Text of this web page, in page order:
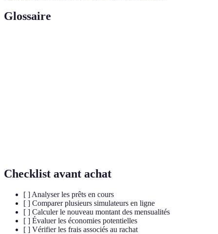
Glossaire
Checklist avant achat
[ ] Analyser les prêts en cours
[ ] Comparer plusieurs simulateurs en ligne
[ ] Calculer le nouveau montant des mensualités
[ ] Évaluer les économies potentielles
[ ] Vérifier les frais associés au rachat